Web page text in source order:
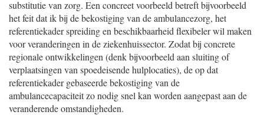
substitutie van zorg. Een concreet voorbeeld betreft bijvoorbeeld
het feit dat ik bij de bekostiging van de ambulancezorg, het
referentiekader spreiding en beschikbaarheid flexibeler wil maken
voor veranderingen in de ziekenhuissector. Zodat bij concrete
regionale ontwikkelingen (denk bijvoorbeeld aan sluiting of
verplaatsingen van spoedeisende hulplocaties), de op dat
referentiekader gebaseerde bekostiging van de
ambulancecapaciteit zo nodig snel kan worden aangepast aan de
veranderende omstandigheden.